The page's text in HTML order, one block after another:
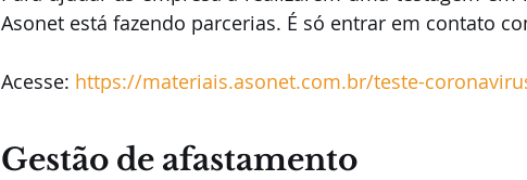
Asonet está fazendo parcerias. É só entrar em contato
Acesse: https://materiais.asonet.com.br/teste-
Gestão de afastamento